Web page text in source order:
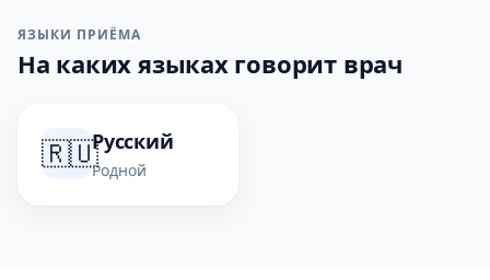
ЯЗЫКИ ПРИЁМА
На каких языках говорит врач
🇷🇺Русский
Родной